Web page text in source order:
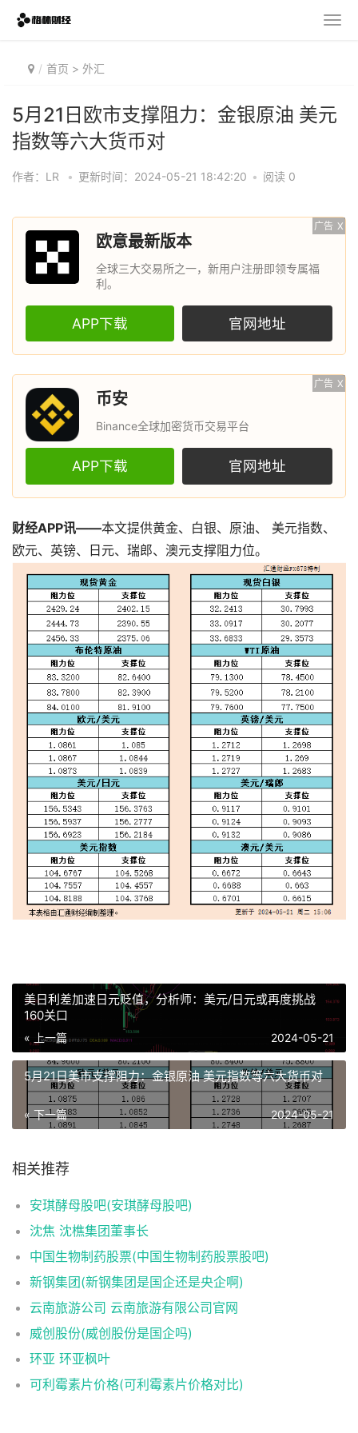
首页 > 外汇
5月21日欧市支撑阻力：金银原油 美元
指数等六大货币对
作者：LR • 更新时间：2024-05-21 18:42:20 • 阅读 0
广告 X
欧意最新版本
全球三大交易所之一，新用户注册即领专属福
利。
APP下载 官网地址
广告 X
币安
Binance全球加密货币交易平台
APP下载 官网地址
财经APP讯——本文提供黄金、白银、原油、 美元指数、
欧元、英镑、日元、瑞郎、澳元支撑阻力位。
美日利差加速日元贬值，分析师：美元/日元或再度挑战
160关口
« 上一篇 2024-05-21
5月21日美市支撑阻力：金银原油 美元指数等六大货币对
« 下一篇 2024-05-21
相关推荐
安琪酵母股吧(安琪酵母股吧)
沈焦 沈樵集团董事长
中国生物制药股票(中国生物制药股票股吧)
新钢集团(新钢集团是国企还是央企啊)
云南旅游公司 云南旅游有限公司官网
威创股份(威创股份是国企吗)
环亚 环亚枫叶
可利霉素片价格(可利霉素片价格对比)